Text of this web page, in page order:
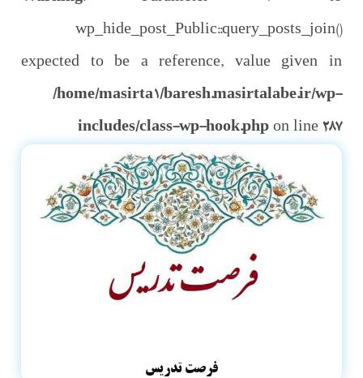
wp_hide_post_Public::query_posts_join()
expected to be a reference, value given in
/home/masirta1/baresh.masirtalabe.ir/wp-
includes/class-wp-hook.phpon line 287
فرصت تدریس